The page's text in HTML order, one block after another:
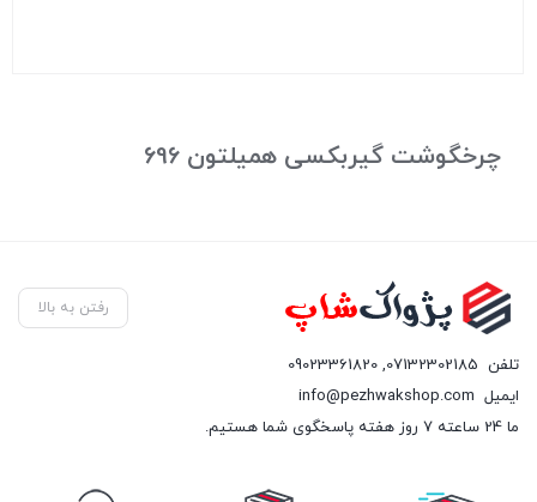
چرخگوشت گیربکسی همیلتون 696
رفتن به بالا
تلفن 07132302185
,
09023361820
ایمیل info@pezhwakshop.com
ما 24 ساعته 7 روز هفته پاسخگوی شما هستیم.